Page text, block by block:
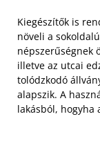
Kiegészítők is
növeli a
népszerűségnek
illetve az utcai
tolódzkodó
alapszik. A
lakásból, hogyha